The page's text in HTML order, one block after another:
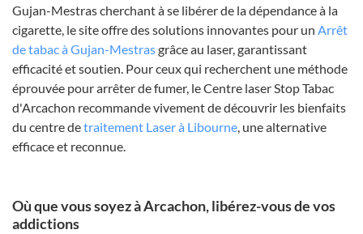
Gujan-Mestras cherchant à se libérer de la dépendance à la
cigarette, le site offre des solutions innovantes pour un Arrêt
de tabac à Gujan-Mestrasgrâce au laser, garantissant
efficacité et soutien. Pour ceux qui recherchent une méthode
éprouvée pour arrêter de fumer, le Centre laser Stop Tabac
d'Arcachon recommande vivement de découvrir les bienfaits
du centre detraitement Laser à Libourne, une alternative
efficace et reconnue.
Où que vous soyez à Arcachon, libérez-vous de vos
addictions